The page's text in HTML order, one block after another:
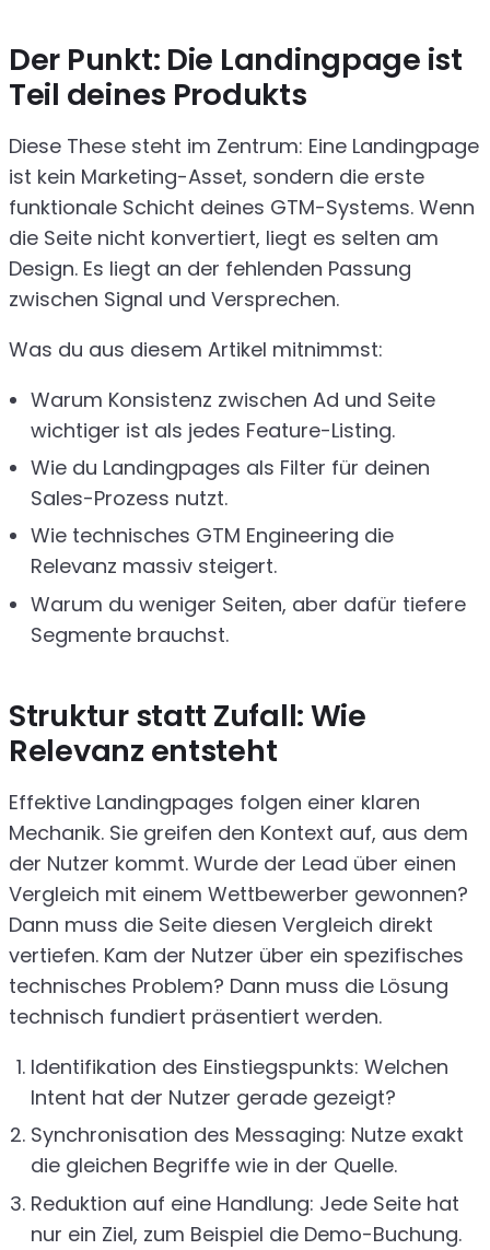
Der Punkt: Die Landingpage ist
Teil deines Produkts
Diese These steht im Zentrum: Eine Landingpage
ist kein Marketing-Asset, sondern die erste
funktionale Schicht deines GTM-Systems. Wenn
die Seite nicht konvertiert, liegt es selten am
Design. Es liegt an der fehlenden Passung
zwischen Signal und Versprechen.
Was du aus diesem Artikel mitnimmst:
Warum Konsistenz zwischen Ad und Seite
wichtiger ist als jedes Feature-Listing.
Wie du Landingpages als Filter für deinen
Sales-Prozess nutzt.
Wie technisches GTM Engineering die
Relevanz massiv steigert.
Warum du weniger Seiten, aber dafür tiefere
Segmente brauchst.
Struktur statt Zufall: Wie
Relevanz entsteht
Effektive Landingpages folgen einer klaren
Mechanik. Sie greifen den Kontext auf, aus dem
der Nutzer kommt. Wurde der Lead über einen
Vergleich mit einem Wettbewerber gewonnen?
Dann muss die Seite diesen Vergleich direkt
vertiefen. Kam der Nutzer über ein spezifisches
technisches Problem? Dann muss die Lösung
technisch fundiert präsentiert werden.
Identifikation des Einstiegspunkts: Welchen
Intent hat der Nutzer gerade gezeigt?
Synchronisation des Messaging: Nutze exakt
die gleichen Begriffe wie in der Quelle.
Reduktion auf eine Handlung: Jede Seite hat
nur ein Ziel, zum Beispiel die Demo-Buchung.